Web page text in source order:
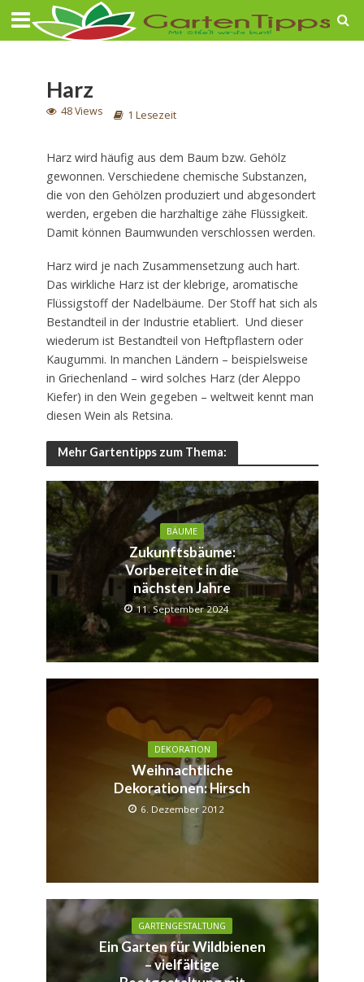
Harz
48 Views 1 Lesezeit
Harz wird häufig aus dem Baum bzw. Gehölz
gewonnen. Verschiedene chemische Substanzen,
die von den Gehölzen produziert und abgesondert
werden, ergeben die harzhaltige zähe Flüssigkeit.
Damit können Baumwunden verschlossen werden.
Harz wird je nach Zusammensetzung auch hart.
Das wirkliche Harz ist der klebrige, aromatische
Flüssigstoff der Nadelbäume. Der Stoff hat sich als
Bestandteil in der Industrie etabliert. Und dieser
wiederum ist Bestandteil von Heftpflastern oder
Kaugummi. In manchen Ländern – beispielsweise
in Griechenland – wird solches Harz (der Aleppo
Kiefer) in den Wein gegeben – weltweit kennt man
diesen Wein als Retsina.
Mehr Gartentipps zum Thema:
BÄUME
Zukunftsbäume:
Vorbereitet in die
nächsten Jahre
11. September 2024
DEKORATION
Weihnachtliche
Dekorationen: Hirsch
6. Dezember 2012
GARTENGESTALTUNG
Ein Garten für Wildbienen
– vielfältige